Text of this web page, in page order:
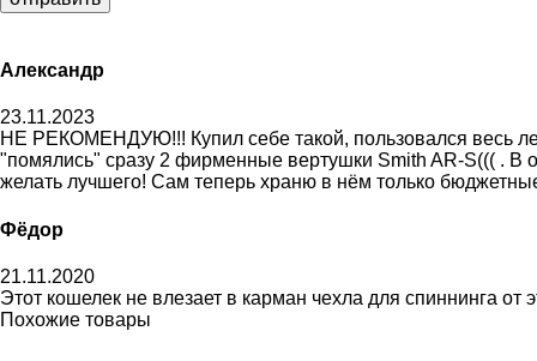
Александр
23.11.2023
НЕ РЕКОМЕНДУЮ!!! Купил себе такой, пользовался весь
"помялись" сразу 2 фирменные вертушки Smith AR-S((( . В
желать лучшего! Сам теперь храню в нëм только
Фёдор
21.11.2020
Этот кошелек не влезает в карман чехла для спиннинга
Похожие товары